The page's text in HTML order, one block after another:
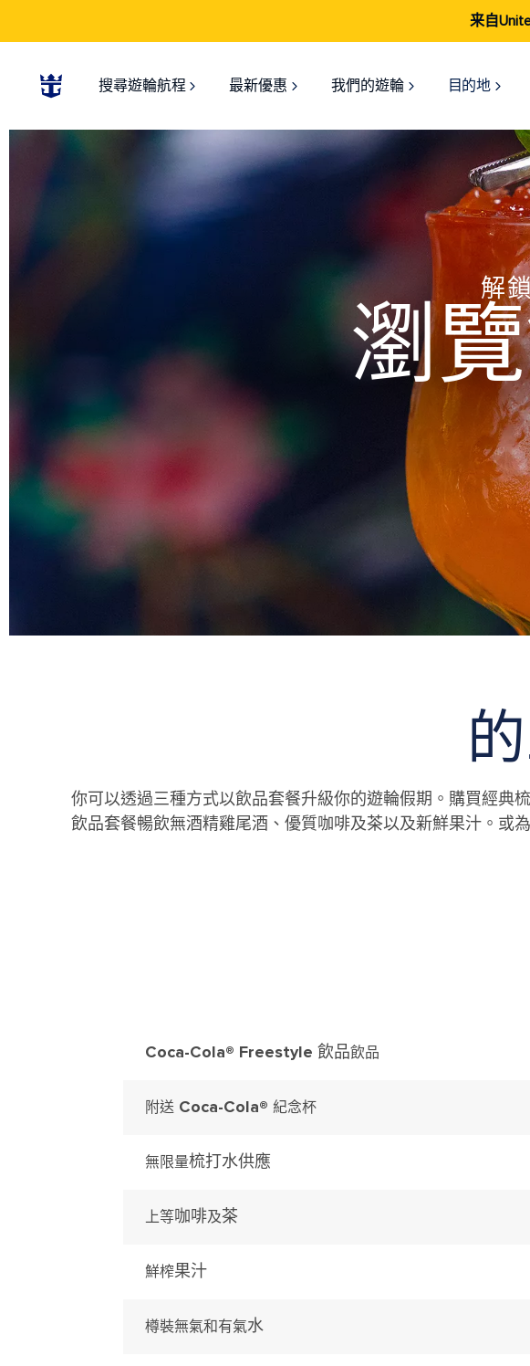
来自
搜尋遊輪航程 最新優惠 我們的遊輪 目的地
解
瀏
你可以透過三種方式以飲品套餐升級你的遊輪假期。購買經典
飲品套餐暢飲無酒精雞尾酒、優質咖啡及茶以及新鮮果汁。或
Coca-Cola® Freestyle 飲品飲品
附送 Coca-Cola® 紀念杯
無限量梳打水供應
上等咖啡及茶
鮮榨果汁
樽裝無氣和有氣水